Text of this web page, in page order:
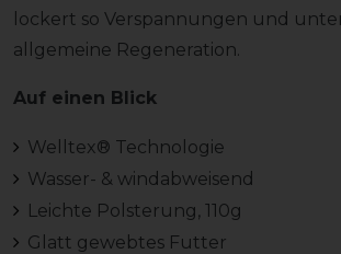
lockert so Verspannungen und
allgemeine Regeneration.
Auf einen Blick
Welltex® Technologie
Wasser- & windabweisend
Leichte Polsterung, 110g
Glatt gewebtes Futter